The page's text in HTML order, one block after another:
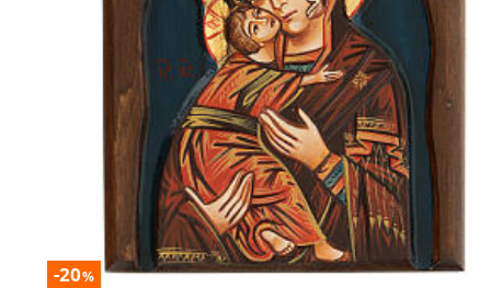
-20%